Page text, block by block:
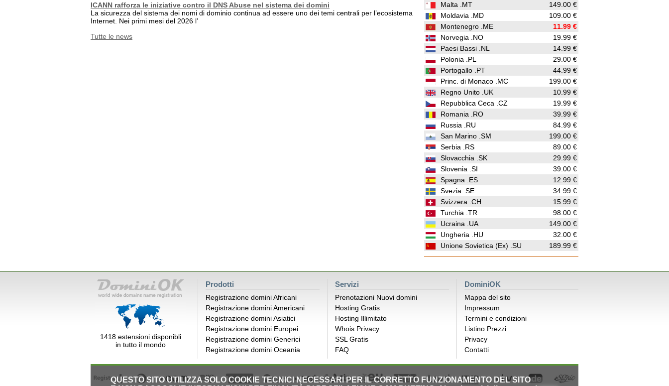
ICANN rafforza le iniziative contro il DNS Abuse nel sistema dei domini
La sicurezza del sistema dei nomi di dominio continua ad essere uno dei temi centrali per l’ecosistema
Internet. Nei primi mesi del 2026 l’
Tutte le news
Malta .MT
149.00 €
Moldavia .MD
109.00 €
Montenegro .ME
11.99 €
Norvegia .NO
19.99 €
Paesi Bassi .NL
14.99 €
Polonia .PL
29.00 €
Portogallo .PT
44.99 €
Princ. di Monaco .MC
199.00 €
Regno Unito .UK
10.99 €
Repubblica Ceca .CZ
19.99 €
Romania .RO
39.99 €
Russia .RU
84.99 €
San Marino .SM
199.00 €
Serbia .RS
89.00 €
Slovacchia .SK
29.99 €
Slovenia .SI
39.00 €
Spagna .ES
12.99 €
Svezia .SE
34.99 €
Svizzera .CH
15.99 €
Turchia .TR
98.00 €
Ucraina .UA
149.00 €
Ungheria .HU
32.00 €
Unione Sovietica (Ex) .SU
189.99 €
1418 estensioni disponibli
in tutto il mondo
Prodotti
Registrazione domini Africani
Registrazione domini Americani
Registrazione domini Asiatici
Registrazione domini Europei
Registrazione domini Generici
Registrazione domini Oceania
Servizi
Prenotazioni Nuovi domini
Hosting Gratis
Hosting Illimitato
Whois Privacy
SSL Gratis
FAQ
DominiOK
Mappa del sito
Impressum
Termini e condizioni
Listino Prezzi
Privacy
Contatti
QUESTO SITO UTILIZZA SOLO COOKIE TECNICI NECESSARI PER IL CORRETTO FUNZIONAMENTO DEL SITO